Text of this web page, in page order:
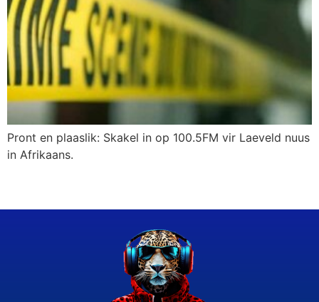
Pront en plaaslik: Skakel in op 100.5FM vir Laeveld nuus
in Afrikaans.